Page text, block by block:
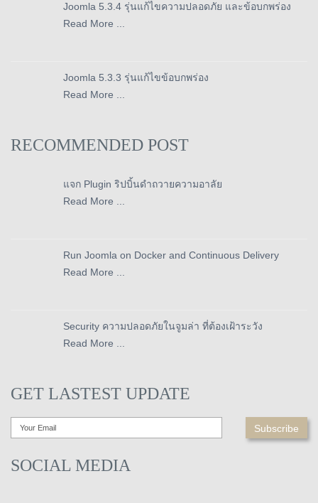
Joomla 5.3.4 รุ่นแก้ไขความปลอดภัย และข้อบกพร่อง
Read More ...
Joomla 5.3.3 รุ่นแก้ไขข้อบกพร่อง
Read More ...
RECOMMENDED POST
แจก Plugin ริปบิ้นดำถวายความอาลัย
Read More ...
Run Joomla on Docker and Continuous Delivery
Read More ...
Security ความปลอดภัยในจูมล่า ที่ต้องเฝ้าระวัง
Read More ...
GET LASTEST UPDATE
SOCIAL MEDIA